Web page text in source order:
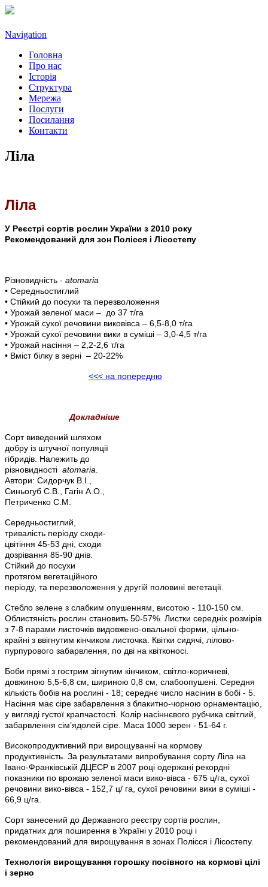
Navigation
Головна
Про нас
Історія
Структура
Мережа
Послуги
Посилання
Контакти
Ліла
Ліла
У Реєстрі сортів рослин України з 2010 року
Рекомендований для зон Полісся і Лісостепу
Різновидність - atomaria
• Середньостиглий
• Стійкий до посухи та перезволоження
• Урожай зеленої маси – до 37 т/га
• Урожай сухої речовини виковівса – 6,5-8,0 т/га
• Урожай сухої речовини вики в суміші – 3,0-4,5 т/га
• Урожай насіння – 2,2-2,6 т/га
• Вміст білку в зерні – 20-22%
<<< на попередню
Докладніше
Сорт виведений шляхом
добру із штучної популяції
гібридів. Належить до
різновидності atomaria.
Автори: Сидорчук В.І.,
Синьогуб С.В., Гагін А.О.,
Петриченко С.М.
Середньостиглий,
тривалість періоду сходи-
цвітіння 45-53 дні, сходи
дозрівання 85-90 днів.
Стійкий до посухи
протягом вегетаційного
періоду, та перезволоження у другій половині вегетації.
Стебло зелене з слабким опушенням, висотою - 110-150 см.
Облистяність рослин становить 50-57%. Листки середніх розмірів
з 7-8 парами листочків видовжено-овальної форми, цільно-
крайні з ввігнутим кінчиком листочка. Квітки сидячі, лілово-
пурпурового забарвлення, по дві на квітконосі.
Боби прямі з гострим зігнутим кінчиком, світло-коричневі,
довжиною 5,5-6,8 см, шириною 0,8 см, слабоопушені. Середня
кількість бобів на рослині - 18; середнє число насінин в бобі - 5.
Насіння має сіре забарвлення з блакитно-чорною орнаментацію,
у вигляді густої крапчастості. Колір насіннєвого рубчика світлий,
забарвлення сім’ядолей сіре. Маса 1000 зерен - 51-64 г.
Високопродуктивний при вирощуванні на кормову
продуктивність. За результатами випробування сорту Ліла на
Івано-Франківській ДЦЕСР в 2007 році одержані рекордні
показники по врожаю зеленої маси вико-вівса - 675 ц/га, сухої
речовини вико-вівса - 152,7 ц/ га, сухої речовини вики в суміші -
66,9 ц/га.
Сорт занесений до Державного реєстру сортів рослин,
придатних для поширення в Україні у 2010 році і
рекомендований для вирощування в зонах Полісся і Лісостепу.
Технологія вирощування горошку посівного на кормові цілі
і зерно